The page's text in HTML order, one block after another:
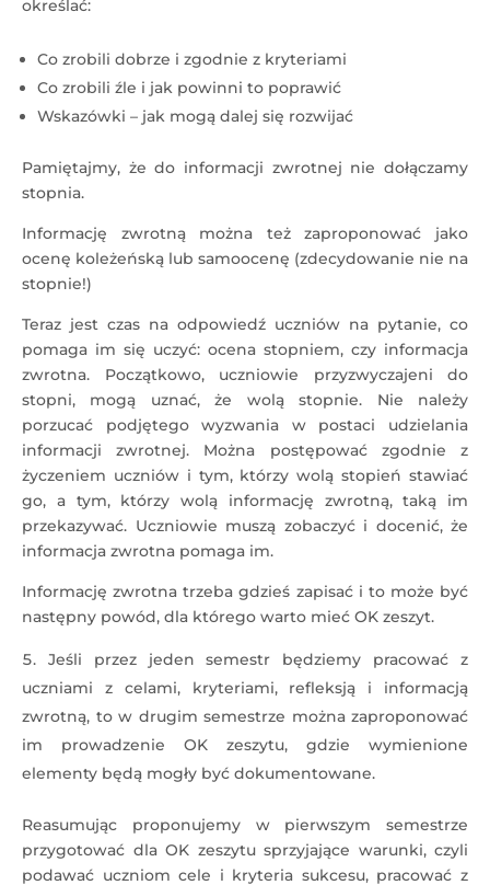
określać:
Co zrobili dobrze i zgodnie z kryteriami
Co zrobili źle i jak powinni to poprawić
Wskazówki – jak mogą dalej się rozwijać
Pamiętajmy, że do informacji zwrotnej nie dołączamy
stopnia.
Informację zwrotną można też zaproponować jako
ocenę koleżeńską lub samoocenę (zdecydowanie nie na
stopnie!)
Teraz jest czas na odpowiedź uczniów na pytanie, co
pomaga im się uczyć: ocena stopniem, czy informacja
zwrotna. Początkowo, uczniowie przyzwyczajeni do
stopni, mogą uznać, że wolą stopnie. Nie należy
porzucać podjętego wyzwania w postaci udzielania
informacji zwrotnej. Można postępować zgodnie z
życzeniem uczniów i tym, którzy wolą stopień stawiać
go, a tym, którzy wolą informację zwrotną, taką im
przekazywać. Uczniowie muszą zobaczyć i docenić, że
informacja zwrotna pomaga im.
Informację zwrotna trzeba gdzieś zapisać i to może być
następny powód, dla którego warto mieć OK zeszyt.
Jeśli przez jeden semestr będziemy pracować z
uczniami z celami, kryteriami, refleksją i informacją
zwrotną, to w drugim semestrze można zaproponować
im prowadzenie OK zeszytu, gdzie wymienione
elementy będą mogły być dokumentowane.
Reasumując proponujemy w pierwszym semestrze
przygotować dla OK zeszytu sprzyjające warunki, czyli
podawać uczniom cele i kryteria sukcesu, pracować z